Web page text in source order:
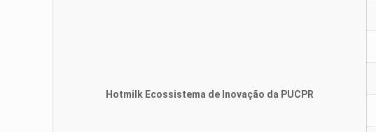
Hotmilk Ecossistema de Inovação da PUCPR